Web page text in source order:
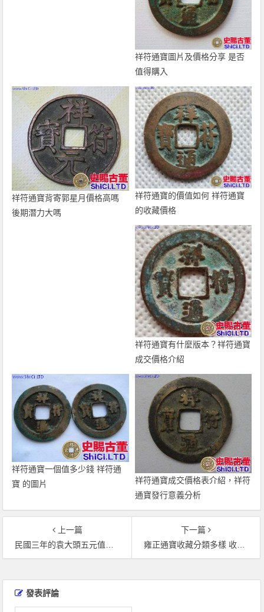
祥符通寶圖片及價格分享 是否
值得購入
祥符通寶背寄郭星月價格高嗎
後期潛力大嗎
祥符通寶的價值如何 祥符通寶
的收藏價格
祥符通寶有什麼版本？祥符通寶
成交價格介紹
祥符通寶一個值多少錢 祥符通
寶 的圖片
祥符通寶成交價格表介紹，祥符
通寶發行意義分析
上一篇
民國三年的袁大頭五元值多少錢一個 民國三年的袁大頭伍元值多少錢
下一篇
雍正通寶收藏分類多樣 收藏價值不一如何判斷
發表評論